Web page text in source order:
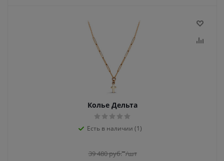
Колье Дельта
Есть в наличии (1)
39 480руб. /шт